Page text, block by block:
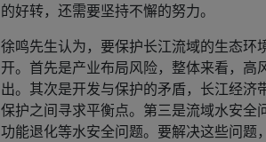
的好转，还需要坚持不懈的努力。
徐鸣先生认为，要保护长江流域的生态环
开。首先是产业布局风险，整体来看，
出。其次是开发与保护的矛盾，长江经
保护之间寻求平衡点。第三是流域水安全
功能退化等水安全问题。要解决这些问题